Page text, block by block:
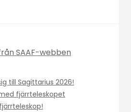
SAAF-webben
till Sagittarius 2026!
fjärrteleskopet